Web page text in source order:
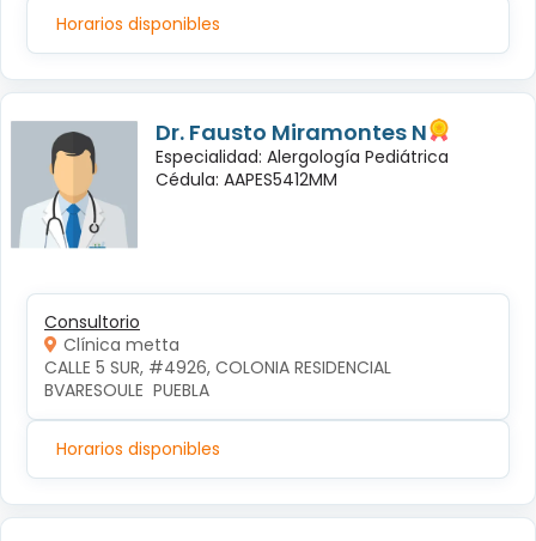
Horarios disponibles
Dr. Fausto Miramontes N
Especialidad: Alergología Pediátrica
Cédula: AAPES5412MM
Consultorio
Clínica metta
CALLE 5 SUR, #4926, COLONIA RESIDENCIAL
BVARESOULE  PUEBLA
Horarios disponibles